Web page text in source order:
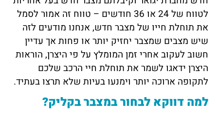
לטווח של 24 או 36 חודשים – טווח זה אמור לסמל
את תוחלת חייו של מצבר חדש, אנחנו מודעים לזה
שיש מצבים שמצבר יחזיק יותר או פחות אך עדיין
חשוב לעקוב אחרי זמן המומלץ על פי היצרן, הוראות
היצרן ידאגו לשמר את תוחלת חיי הרכב שלכם
לתקופה ארוכה יותר וימנעו בעיות שלא תרצו בעתיד.
למה דווקא לבחור במצבר בקליק?